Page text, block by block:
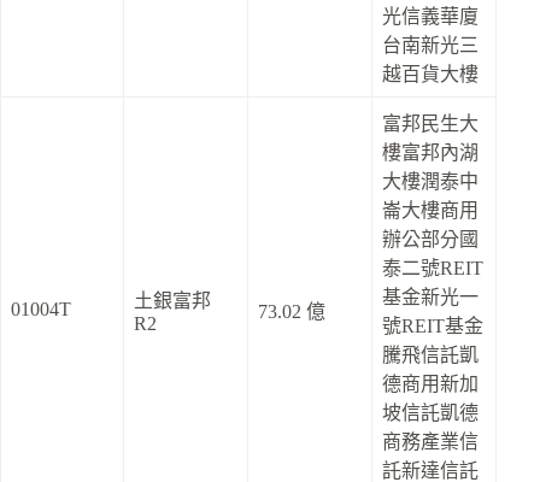
光信義華廈
台南新光三
越百貨大樓
01004T
土銀富邦
R2
73.02 億
富邦民生大
樓富邦內湖
大樓潤泰中
崙大樓商用
辦公部分國
泰二號REIT
基金新光一
號REIT基金
騰飛信託凱
德商用新加
坡信託凱德
商務產業信
託新達信託